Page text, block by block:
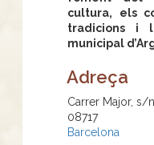
cultura, els
tradicions i
municipal
Adreça
Carrer Major, s/n
08717
Barcelona